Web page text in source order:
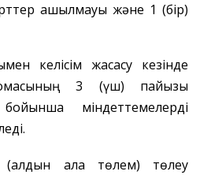
ашылмауы және 1 (бір)
келісім жасасу кезінде
3 (үш) пайызы
міндеттемелерді
ала төлем) төлеу